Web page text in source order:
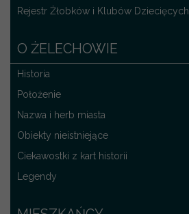
Rejestr Żłobków i Klubów Dziecięcych
O ŻELECHOWIE
Historia
Położenie
Nazwa i herb miasta
Obiekty nieistniejące
Ciekawostki z kart historii
Legendy